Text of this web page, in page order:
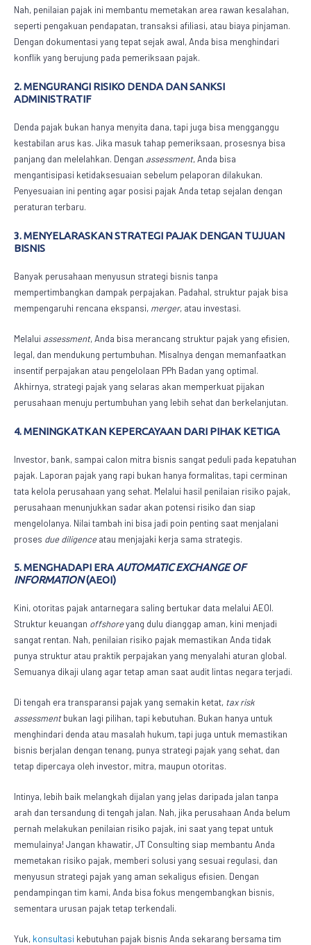
Nah, penilaian pajak ini membantu memetakan area rawan kesalahan,
seperti pengakuan pendapatan, transaksi afiliasi, atau biaya pinjaman.
Dengan dokumentasi yang tepat sejak awal, Anda bisa menghindari
konflik yang berujung pada pemeriksaan pajak.
2. MENGURANGI RISIKO DENDA DAN SANKSI
ADMINISTRATIF
Denda pajak bukan hanya menyita dana, tapi juga bisa mengganggu
kestabilan arus kas. Jika masuk tahap pemeriksaan, prosesnya bisa
panjang dan melelahkan. Dengan assessment, Anda bisa
mengantisipasi ketidaksesuaian sebelum pelaporan dilakukan.
Penyesuaian ini penting agar posisi pajak Anda tetap sejalan dengan
peraturan terbaru.
3. MENYELARASKAN STRATEGI PAJAK DENGAN TUJUAN
BISNIS
Banyak perusahaan menyusun strategi bisnis tanpa
mempertimbangkan dampak perpajakan. Padahal, struktur pajak bisa
mempengaruhi rencana ekspansi, merger, atau investasi.
Melalui assessment, Anda bisa merancang struktur pajak yang efisien,
legal, dan mendukung pertumbuhan. Misalnya dengan memanfaatkan
insentif perpajakan atau pengelolaan PPh Badan yang optimal.
Akhirnya, strategi pajak yang selaras akan memperkuat pijakan
perusahaan menuju pertumbuhan yang lebih sehat dan berkelanjutan.
4. MENINGKATKAN KEPERCAYAAN DARI PIHAK KETIGA
Investor, bank, sampai calon mitra bisnis sangat peduli pada kepatuhan
pajak. Laporan pajak yang rapi bukan hanya formalitas, tapi cerminan
tata kelola perusahaan yang sehat. Melalui hasil penilaian risiko pajak,
perusahaan menunjukkan sadar akan potensi risiko dan siap
mengelolanya. Nilai tambah ini bisa jadi poin penting saat menjalani
proses due diligenceatau menjajaki kerja sama strategis.
5. MENGHADAPI ERAAUTOMATIC EXCHANGE OF
INFORMATION(AEOI)
Kini, otoritas pajak antarnegara saling bertukar data melalui AEOI.
Struktur keuangan offshoreyang dulu dianggap aman, kini menjadi
sangat rentan. Nah, penilaian risiko pajak memastikan Anda tidak
punya struktur atau praktik perpajakan yang menyalahi aturan global.
Semuanya dikaji ulang agar tetap aman saat audit lintas negara terjadi.
Di tengah era transparansi pajak yang semakin ketat, tax risk
assessmentbukan lagi pilihan, tapi kebutuhan. Bukan hanya untuk
menghindari denda atau masalah hukum, tapi juga untuk memastikan
bisnis berjalan dengan tenang, punya strategi pajak yang sehat, dan
tetap dipercaya oleh investor, mitra, maupun otoritas.
Intinya, lebih baik melangkah dijalan yang jelas daripada jalan tanpa
arah dan tersandung di tengah jalan. Nah, jika perusahaan Anda belum
pernah melakukan penilaian risiko pajak, ini saat yang tepat untuk
memulainya! Jangan khawatir, JT Consulting siap membantu Anda
memetakan risiko pajak, memberi solusi yang sesuai regulasi, dan
menyusun strategi pajak yang aman sekaligus efisien. Dengan
pendampingan tim kami, Anda bisa fokus mengembangkan bisnis,
sementara urusan pajak tetap terkendali.
Yuk, konsultasi kebutuhan pajak bisnis Anda sekarang bersama tim